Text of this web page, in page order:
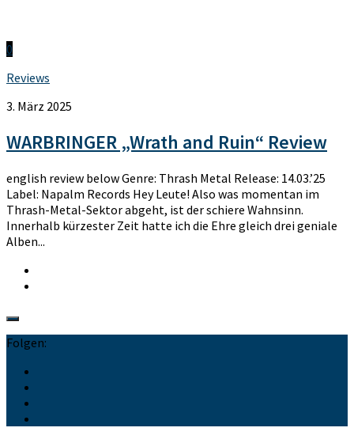
0
Reviews
3. März 2025
WARBRINGER „Wrath and Ruin“ Review
english review below Genre: Thrash Metal Release: 14.03.’25
Label: Napalm Records Hey Leute! Also was momentan im
Thrash-Metal-Sektor abgeht, ist der schiere Wahnsinn.
Innerhalb kürzester Zeit hatte ich die Ehre gleich drei geniale
Alben...
Folgen: